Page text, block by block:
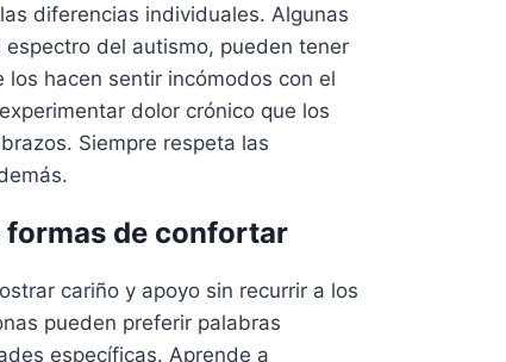
diferencias individuales. Algunas
del autismo, pueden tener
hacen sentir incómodos con el
dolor crónico que los
Siempre respeta las
de confortar
cariño y apoyo sin recurrir a los
pueden preferir palabras
específicas. Aprende a